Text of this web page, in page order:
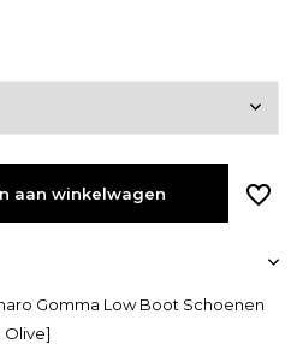
aan winkelwagen
Gomma Low Boot Schoenen
Olive]